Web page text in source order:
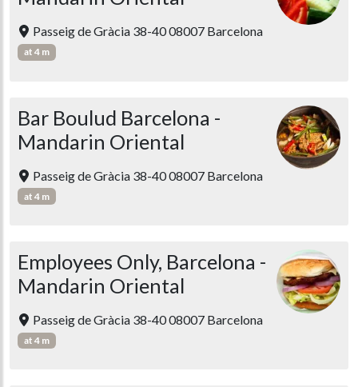
Passeig de Gràcia 38-40 08007 Barcelona
at 4 m
Bar Boulud Barcelona -
Mandarin Oriental
Passeig de Gràcia 38-40 08007 Barcelona
at 4 m
Employees Only, Barcelona -
Mandarin Oriental
Passeig de Gràcia 38-40 08007 Barcelona
at 4 m